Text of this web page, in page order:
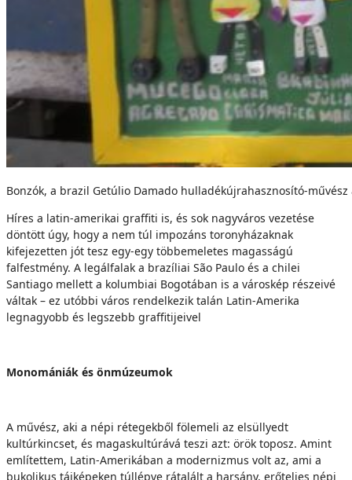
Bonzók, a brazil Getúlio Damado hulladékújrahasznosító-művész
Híres a latin-amerikai graffiti is, és sok nagyváros vezetése
döntött úgy, hogy a nem túl impozáns toronyházaknak
kifejezetten jót tesz egy-egy többemeletes magasságú
falfestmény. A legálfalak a brazíliai São Paulo és a chilei
Santiago mellett a kolumbiai Bogotában is a városkép részeivé
váltak – ez utóbbi város rendelkezik talán Latin-Amerika
legnagyobb és legszebb graffitijeivel
Monomániák és önmúzeumok
A művész, aki a népi rétegekből fölemeli az elsüllyedt
kultúrkincset, és magaskultúrává teszi azt: örök toposz. Amint
említettem, Latin-Amerikában a modernizmus volt az, ami a
bukolikus tájképeken túllépve rátalált a harsány, erőteljes népi